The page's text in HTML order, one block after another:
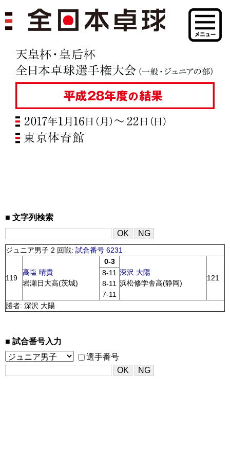
文字列検索
ジュニア男子 2 回戦: 試合番号 6231
119
高塩 晴貴
岩瀬日大高(茨城)
0-3
深沢 大陽
浜松修学舎高(静岡)
121
8-11
8-11
7-11
勝者: 深沢 大陽
試合番号入力
選手番号